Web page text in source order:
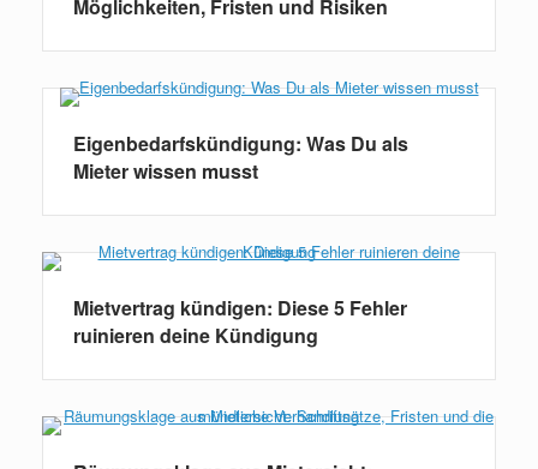
Möglichkeiten, Fristen und Risiken
Eigenbedarfskündigung: Was Du als
Mieter wissen musst
Mietvertrag kündigen: Diese 5 Fehler
ruinieren deine Kündigung